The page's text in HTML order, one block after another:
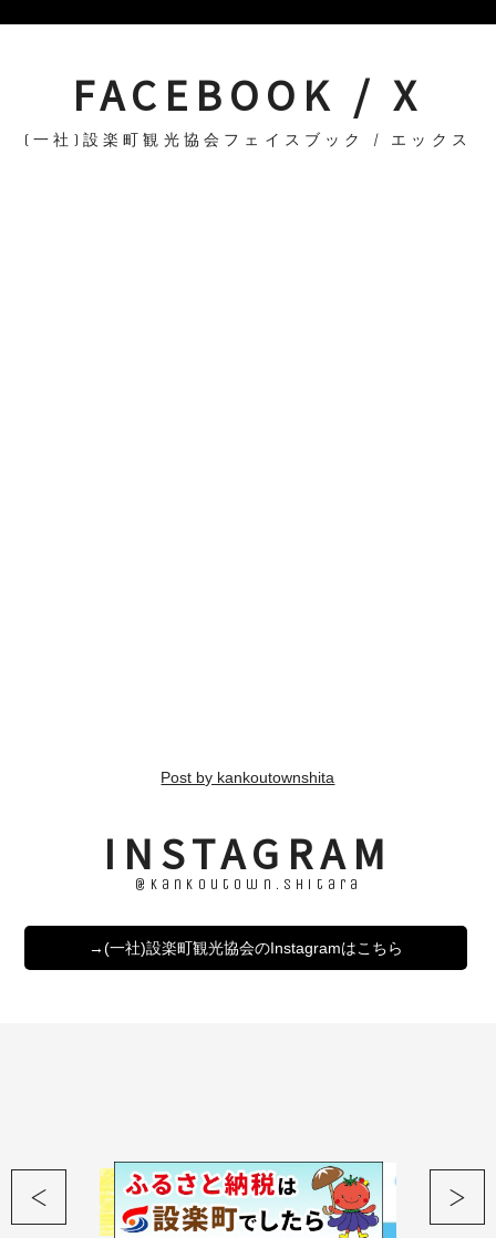
FACEBOOK / X
(一社)設楽町観光協会フェイスブック / エックス
Post by kankoutownshita
INSTAGRAM
@kankoutown.shitara
→(一社)設楽町観光協会のInstagramはこちら